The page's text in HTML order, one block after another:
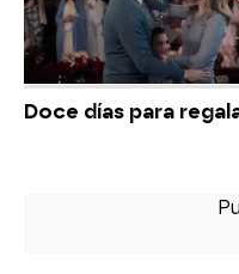
Doce días para